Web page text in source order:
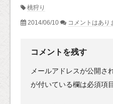
桃狩り
2014/06/10 コメントはあり
コメントを残す
メールアドレスが公開さ
が付いている欄は必須項